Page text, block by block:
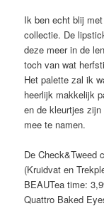
Ik ben echt blij
collectie. De
deze meer in de
toch van wat
Het palette zal ik
heerlijk makkelijk
en de kleurtjes
mee te namen.
De Check&Tweed
(Kruidvat en
BEAUTea time:
Quattro Baked